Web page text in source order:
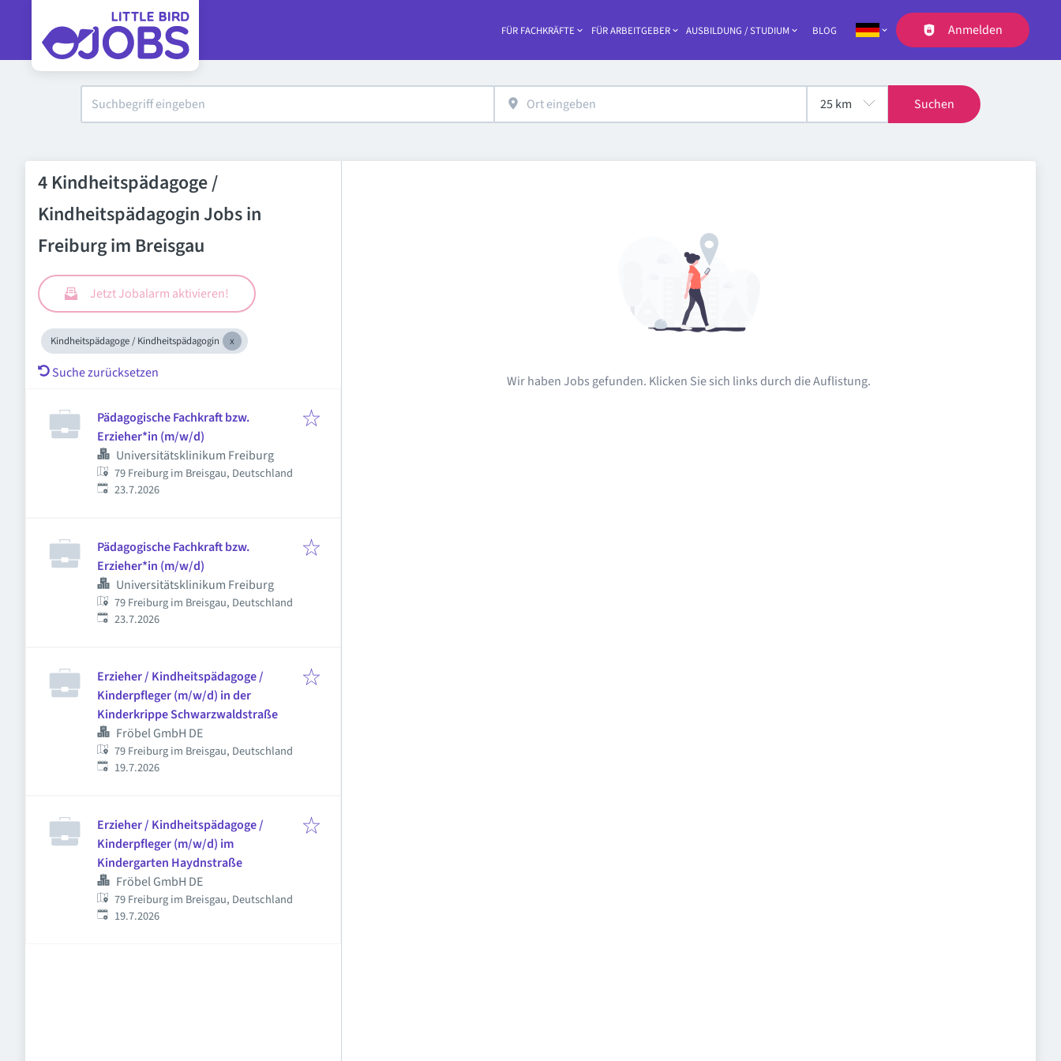
Haupt-Navigation
FÜR FACHKRÄFTE FÜR ARBEITGEBER AUSBILDUNG / STUDIUM BLOG Anmelden
Suchen
4 Kindheitspädagoge /
Kindheitspädagogin Jobs in
Freiburg im Breisgau
Jetzt Jobalarm aktivieren!
Kindheitspädagoge / Kindheitspädagogin
Suche zurücksetzen
Pädagogische Fachkraft bzw.
Erzieher*in (m/w/d)
Universitätsklinikum Freiburg
79 Freiburg im Breisgau, Deutschland
Veröffentlicht
23.7.2026
Pädagogische Fachkraft bzw.
Erzieher*in (m/w/d)
Universitätsklinikum Freiburg
79 Freiburg im Breisgau, Deutschland
Veröffentlicht
23.7.2026
Erzieher / Kindheitspädagoge /
Kinderpfleger (m/w/d) in der
Kinderkrippe Schwarzwaldstraße
Fröbel GmbH DE
79 Freiburg im Breisgau, Deutschland
Veröffentlicht
19.7.2026
Erzieher / Kindheitspädagoge /
Kinderpfleger (m/w/d) im
Kindergarten Haydnstraße
Fröbel GmbH DE
79 Freiburg im Breisgau, Deutschland
Veröffentlicht
19.7.2026
Wir haben Jobs gefunden. Klicken Sie sich links durch die Auflistung.